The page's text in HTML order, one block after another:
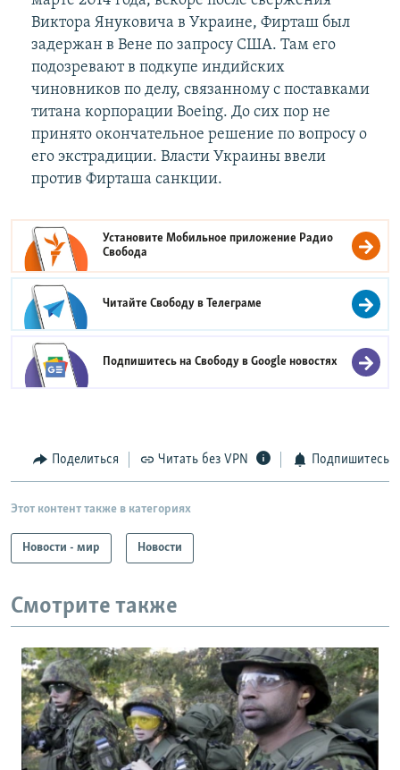
Виктора Януковича в Украине, Фирташ был
задержан в Вене по запросу США. Там его
подозревают в подкупе индийских
чиновников по делу, связанному с поставками
титана корпорации Boeing. До сих пор не
принято окончательное решение по вопросу о
его экстрадиции. Власти Украины ввели
против Фирташа санкции.
Установите Мобильное приложение Радио
Свобода
Читайте Свободу вТелеграме
Подпишитесь на Свободу вGoogle новостях
Поделиться Читать без VPN Подпишитесь
Этот контент также в категориях
Новости - мир Новости
Смотрите также